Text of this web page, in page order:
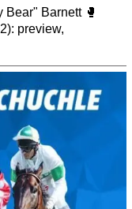
Barnett 🥊
preview,